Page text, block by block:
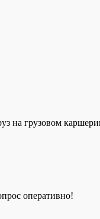
на грузовом
оперативно!